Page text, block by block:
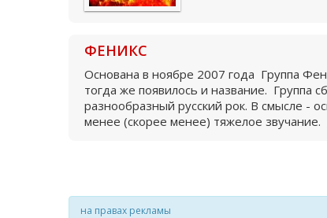
ФЕНИКС
Основана в ноябре 2007 года Группа
тогда же появилось и название. Группа
разнообразный русский рок. В смысле -
менее (скорее менее) тяжелое звучание.
на правах рекламы